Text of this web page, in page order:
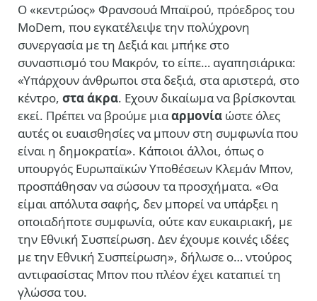
Ο «κεντρώος» Φρανσουά Μπαϊρού, πρόεδρος του
MoDem, που εγκατέλειψε την πολύχρονη
συνεργασία με τη Δεξιά και μπήκε στο
συνασπισμό του Μακρόν, το είπε… αγαπησιάρικα:
«Υπάρχουν άνθρωποι στα δεξιά, στα αριστερά, στο
κέντρο, στα άκρα. Εχουν δικαίωμα να βρίσκονται
εκεί. Πρέπει να βρούμε μιααρμονία ώστε όλες
αυτές οι ευαισθησίες να μπουν στη συμφωνία που
είναι η δημοκρατία». Κάποιοι άλλοι, όπως ο
υπουργός Ευρωπαϊκών Υποθέσεων Κλεμάν Μπον,
προσπάθησαν να σώσουν τα προσχήματα. «Θα
είμαι απόλυτα σαφής, δεν μπορεί να υπάρξει η
οποιαδήποτε συμφωνία, ούτε καν ευκαιριακή, με
την Εθνική Συσπείρωση. Δεν έχουμε κοινές ιδέες
με την Εθνική Συσπείρωση», δήλωσε ο… ντούρος
αντιφασίστας Μπον που πλέον έχει καταπιεί τη
γλώσσα του.